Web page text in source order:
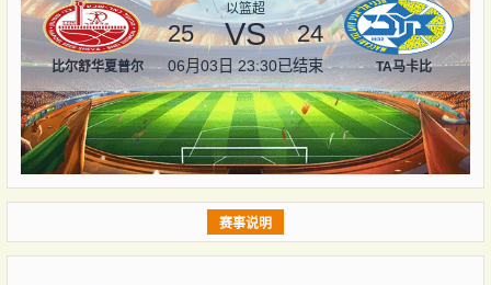
比尔舒华夏普尔
以篮超
25 VS 24
06月03日 23:30已结束 TA马卡比
赛事说明